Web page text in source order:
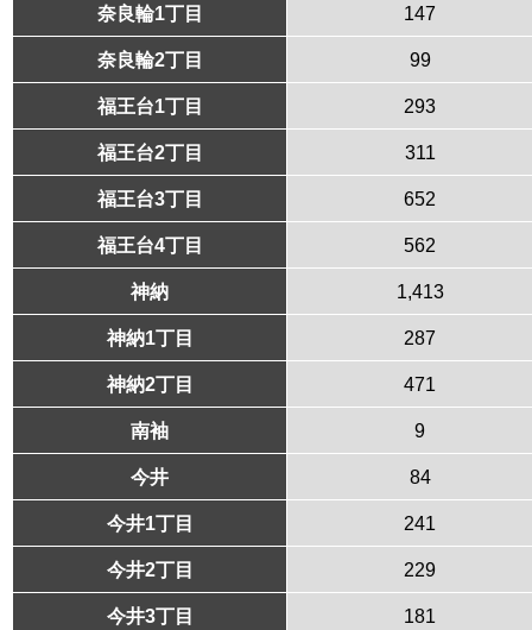
奈良輪1丁目 147
奈良輪2丁目 99
福王台1丁目 293
福王台2丁目 311
福王台3丁目 652
福王台4丁目 562
神納 1,413
神納1丁目 287
神納2丁目 471
南袖 9
今井 84
今井1丁目 241
今井2丁目 229
今井3丁目 181